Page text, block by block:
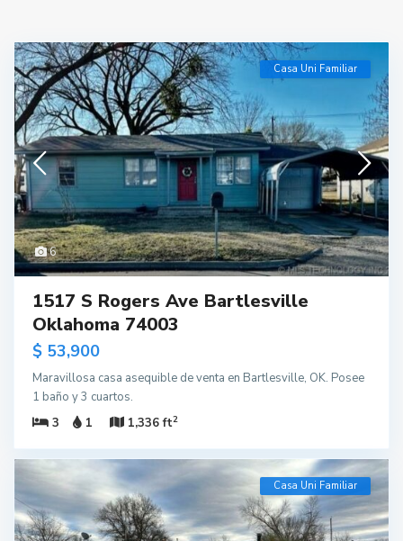
6
Casa Uni Familiar
1517 S Rogers Ave Bartlesville
Oklahoma 74003
$ 53,900
Maravillosa casa asequible de venta en Bartlesville, OK. Posee
1 baño y 3 cuartos.
3
1 1,336 ft2
Casa Uni Familiar